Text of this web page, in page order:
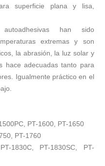
superficie plana y lisa,
han sido
extremas y son
la abrasión, la luz solar y
hace adecuadas tanto para
Igualmente práctico en el
PT-1600, PT-1650
PT-1760
1830C, PT-1830SC, PT-